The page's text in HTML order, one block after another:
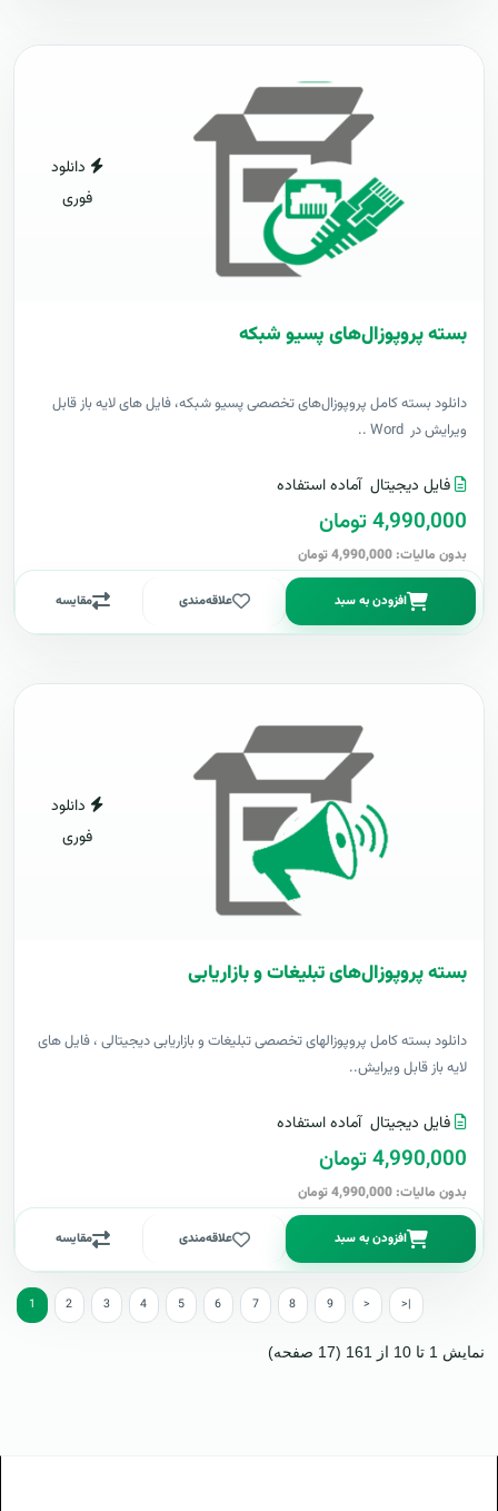
دانلود
فوری
بسته پروپوزال‌های پسیو شبکه
دانلود بسته کامل پروپوزال‌های تخصصی پسیو شبکه، فایل های لایه باز قابل
ویرایش در Word ..
فایل دیجیتال آماده استفاده
4,990,000 تومان
بدون مالیات: 4,990,000 تومان
افزودن به سبد علاقه‌مندی مقایسه
دانلود
فوری
بسته پروپوزال‌های تبلیغات و بازاریابی
دانلود بسته کامل پروپوزالهای تخصصی تبلیغات و بازاریابی دیجیتالی ، فایل های
لایه باز قابل ویرایش..
فایل دیجیتال آماده استفاده
4,990,000 تومان
بدون مالیات: 4,990,000 تومان
افزودن به سبد علاقه‌مندی مقایسه
1 2 3 4 5 6 7 8 9 > >|
نمایش 1 تا 10 از 161 (17 صفحه)